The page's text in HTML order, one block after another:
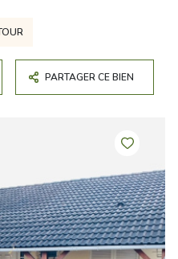
PARTAGER CE BIEN